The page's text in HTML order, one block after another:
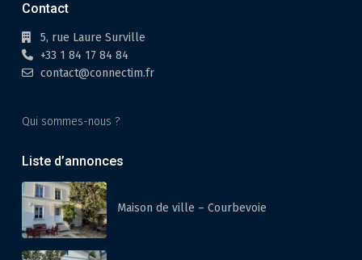
Contact
5, rue Laure Surville
+33 1 84 17 84 84
contact@connectim.fr
Qui sommes-nous ?
Liste d’annonces
Maison de ville – Courbevoie